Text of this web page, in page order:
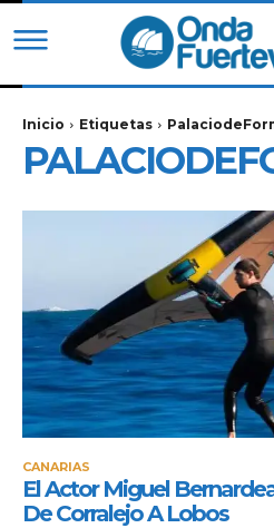
Inicio Etiquetas
CANARIAS
El Actor Miguel
De Corralejo A Lobos